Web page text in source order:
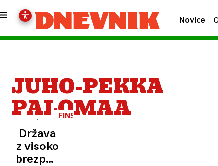
Novice
JUHO-PEKKA
PALOMAA
FINSKA
Država
z visoko
brezposelnostjo